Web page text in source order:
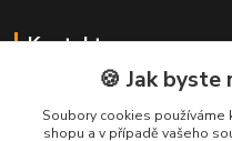
Kontakty
Zákaznická podpora
+420 224
(Po-Pá, 9-16 hod.)
🍪 Jak byste
Soubory cookies používáme
shopu a v případě vašeho